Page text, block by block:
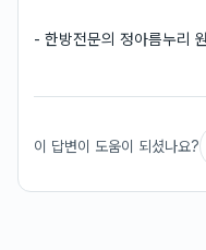
- 한방전문의 정아름누리
이 답변이 도움이 되셨나요?